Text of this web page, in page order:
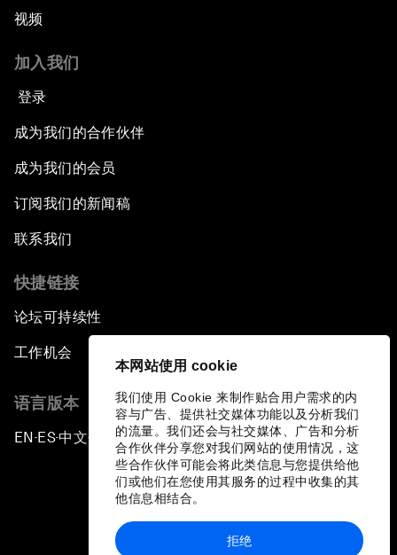
本网站使用 cookie
我们使用 Cookie 来制作贴合用户需求的内
容与广告、提供社交媒体功能以及分析我们
的流量。我们还会与社交媒体、广告和分析
合作伙伴分享您对我们网站的使用情况，这
些合作伙伴可能会将此类信息与您提供给他
们或他们在您使用其服务的过程中收集的其
他信息相结合。
拒绝
视频
加入我们
登录
成为我们的合作伙伴
成为我们的会员
订阅我们的新闻稿
联系我们
快捷链接
论坛可持续性
工作机会
语言版本
EN ▪ES▪中文▪ 日本語